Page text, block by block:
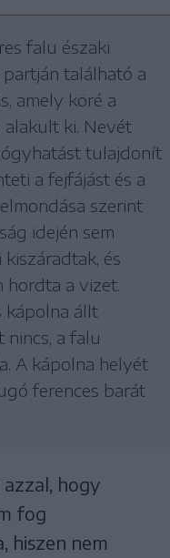
falu északi
található a
amely köré a
ki. Nevét
tulajdonít
a fejfájást és a
szerint
idején sem
és
hordta a vizet.
kápolna állt
a falu
A kápolna helyét
ferences barát
hogy
fog
hiszen nem